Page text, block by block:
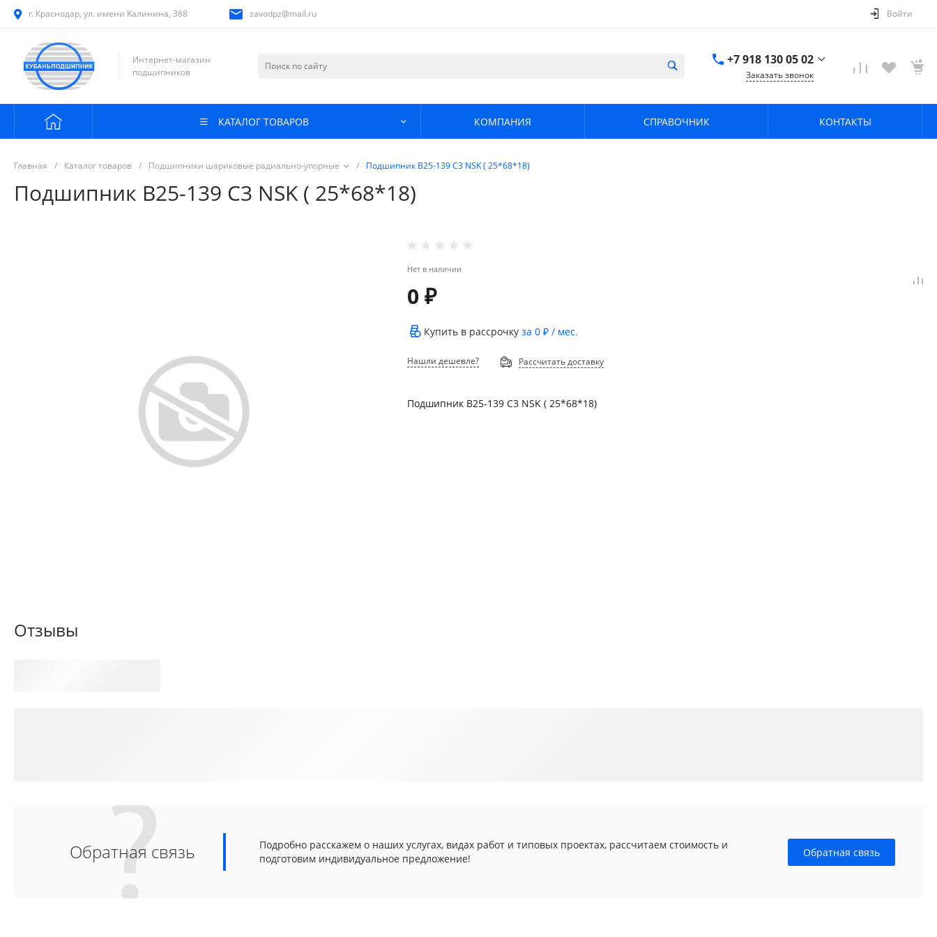
г. Краснодар, ул. имени Калинина, 368 zavodpz@mail.ru Войти
Интернет-магазин
подшипников
+7 918 130 05 02
Заказать звонок
КАТАЛОГ ТОВАРОВ КОМПАНИЯ СПРАВОЧНИК КОНТАКТЫ
Главная / Каталог товаров / Подшипники шариковые радиально-упорные / Подшипник В25-139 C3 NSK ( 25*68*18)
Подшипник В25-139 C3 NSK ( 25*68*18)
Нет в наличии
0 ₽
Купить в рассрочкуза0 ₽ / мес.
Нашли дешевле? Рассчитать доставку
Подшипник В25-139 C3 NSK ( 25*68*18)
Отзывы
Обратная связь
Подробно расскажем о наших услугах, видах работ и типовых проектах, рассчитаем стоимость и
подготовим индивидуальное предложение!
Обратная связь